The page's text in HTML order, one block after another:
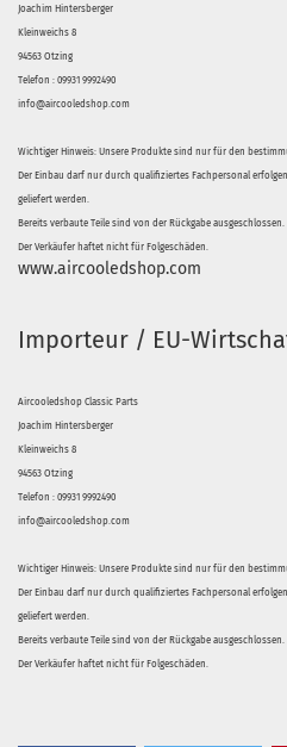
Joachim Hintersberger
Kleinweichs 8
94563 Otzing
Telefon : 09931 9992490
info@aircooledshop.com
Wichtiger Hinweis: Unsere Produkte sind nur für den
Der Einbau darf nur durch qualifiziertes Fachpersonal
geliefert werden.
Bereits verbaute Teile sind von der Rückgabe ausgeschlossen.
Der Verkäufer haftet nicht für Folgeschäden.
www.aircooledshop.com
Importeur / EU-
Aircooledshop Classic Parts
Joachim Hintersberger
Kleinweichs 8
94563 Otzing
Telefon : 09931 9992490
info@aircooledshop.com
Wichtiger Hinweis: Unsere Produkte sind nur für den
Der Einbau darf nur durch qualifiziertes Fachpersonal
geliefert werden.
Bereits verbaute Teile sind von der Rückgabe ausgeschlossen.
Der Verkäufer haftet nicht für Folgeschäden.